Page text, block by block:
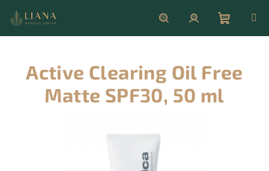
obsah
HledatPřihlášeníNákupní
košík
Active Clearing Oil Free
Matte SPF30, 50 ml